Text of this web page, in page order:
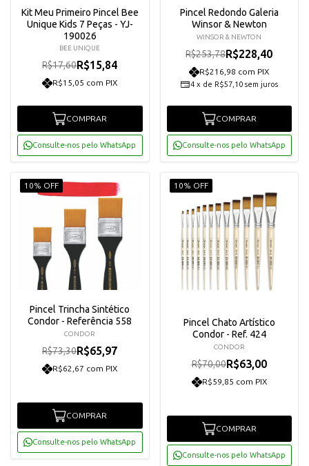
Kit Meu Primeiro Pincel Bee
Unique Kids 7 Peças - YJ-
190026
BEE UNIQUE
R$17,60R$15,84
R$15,05 com PIX
COMPRAR
Consulte-nos pelo WhatsApp
Pincel Redondo Galeria
Winsor & Newton
WINSOR & NEWTON
R$253,78R$228,40
R$216,98 com PIX
4 x de R$57,10 sem juros
COMPRAR
Consulte-nos pelo WhatsApp
10% OFF
Pincel Trincha Sintético
Condor - Referência 558
CONDOR
R$73,30R$65,97
R$62,67 com PIX
COMPRAR
Consulte-nos pelo WhatsApp
10% OFF
Pincel Chato Artístico
Condor - Ref. 424
CONDOR
R$70,00R$63,00
R$59,85 com PIX
COMPRAR
Consulte-nos pelo WhatsApp